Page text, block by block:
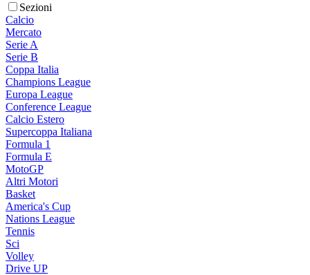
Sezioni
Calcio
Mercato
Serie A
Serie B
Coppa Italia
Champions League
Europa League
Conference League
Calcio Estero
Supercoppa Italiana
Formula 1
Formula E
MotoGP
Altri Motori
Basket
America's Cup
Nations League
Tennis
Sci
Volley
Drive UP